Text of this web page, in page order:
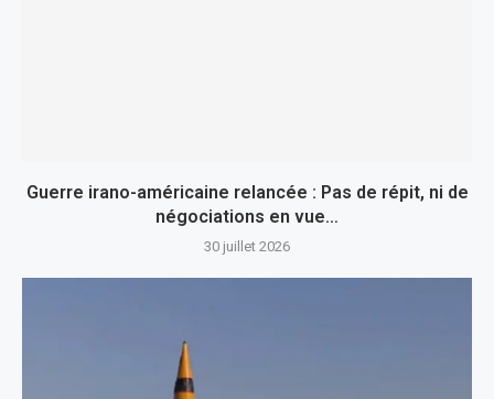
Guerre irano-américaine relancée : Pas de répit, ni de
négociations en vue…
30 juillet 2026